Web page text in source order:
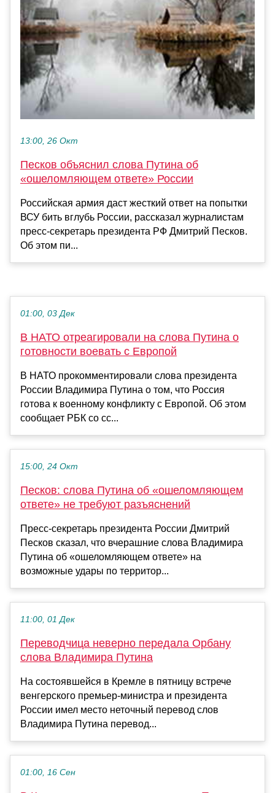
13:00, 26 Окт
Песков объяснил слова Путина об
«ошеломляющем ответе» России
Российская армия даст жесткий ответ на попытки
ВСУ бить вглубь России, рассказал журналистам
пресс-секретарь президента РФ Дмитрий Песков.
Об этом пи...
01:00, 03 Дек
В НАТО отреагировали на слова Путина о
готовности воевать с Европой
В НАТО прокомментировали слова президента
России Владимира Путина о том, что Россия
готова к военному конфликту с Европой. Об этом
сообщает РБК со сс...
15:00, 24 Окт
Песков: слова Путина об «ошеломляющем
ответе» не требуют разъяснений
Пресс-секретарь президента России Дмитрий
Песков сказал, что вчерашние слова Владимира
Путина об «ошеломляющем ответе» на
возможные удары по территор...
11:00, 01 Дек
Переводчица неверно передала Орбану
слова Владимира Путина
На состоявшейся в Кремле в пятницу встрече
венгерского премьер-министра и президента
России имел место неточный перевод слов
Владимира Путина перевод...
01:00, 16 Сен